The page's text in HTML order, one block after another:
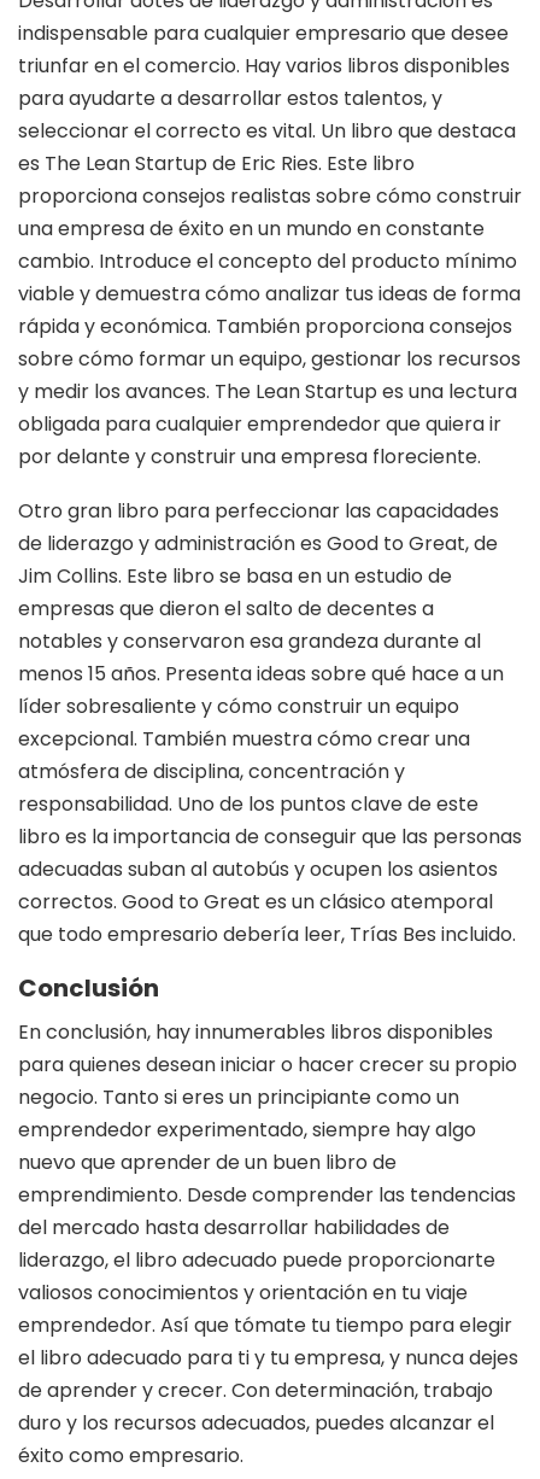
indispensable para cualquier empresario que desee
triunfar en el comercio. Hay varios libros disponibles
para ayudarte a desarrollar estos talentos, y
seleccionar el correcto es vital. Un libro que destaca
es The Lean Startup de Eric Ries. Este libro
proporciona consejos realistas sobre cómo construir
una empresa de éxito en un mundo en constante
cambio. Introduce el concepto del producto mínimo
viable y demuestra cómo analizar tus ideas de forma
rápida y económica. También proporciona consejos
sobre cómo formar un equipo, gestionar los recursos
y medir los avances. The Lean Startup es una lectura
obligada para cualquier emprendedor que quiera ir
por delante y construir una empresa floreciente.
Otro gran libro para perfeccionar las capacidades
de liderazgo y administración es Good to Great, de
Jim Collins. Este libro se basa en un estudio de
empresas que dieron el salto de decentes a
notables y conservaron esa grandeza durante al
menos 15 años. Presenta ideas sobre qué hace a un
líder sobresaliente y cómo construir un equipo
excepcional. También muestra cómo crear una
atmósfera de disciplina, concentración y
responsabilidad. Uno de los puntos clave de este
libro es la importancia de conseguir que las personas
adecuadas suban al autobús y ocupen los asientos
correctos. Good to Great es un clásico atemporal
que todo empresario debería leer, Trías Bes incluido.
Conclusión
En conclusión, hay innumerables libros disponibles
para quienes desean iniciar o hacer crecer su propio
negocio. Tanto si eres un principiante como un
emprendedor experimentado, siempre hay algo
nuevo que aprender de un buen libro de
emprendimiento. Desde comprender las tendencias
del mercado hasta desarrollar habilidades de
liderazgo, el libro adecuado puede proporcionarte
valiosos conocimientos y orientación en tu viaje
emprendedor. Así que tómate tu tiempo para elegir
el libro adecuado para ti y tu empresa, y nunca dejes
de aprender y crecer. Con determinación, trabajo
duro y los recursos adecuados, puedes alcanzar el
éxito como empresario.